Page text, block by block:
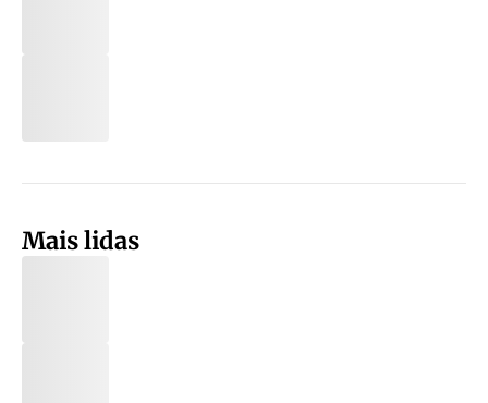
Mais lidas